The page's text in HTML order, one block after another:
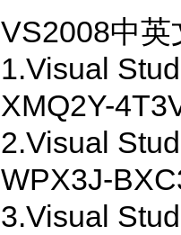
VS2008中英
1.Visual
XMQ2Y-
2.Visual
WPX3J-
3.Visual